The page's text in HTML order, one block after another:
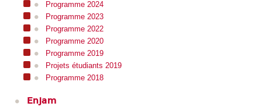
Programme 2024
Programme 2023
Programme 2022
Programme 2020
Programme 2019
Projets étudiants 2019
Programme 2018
Enjam